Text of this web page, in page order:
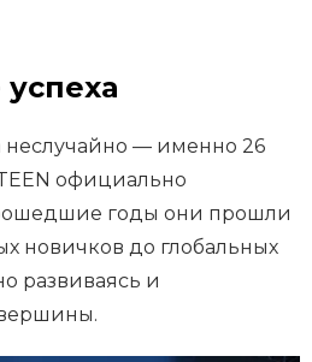
неслучайно — именно 26
официально
годы они прошли
новичков до глобальных
развиваясь и